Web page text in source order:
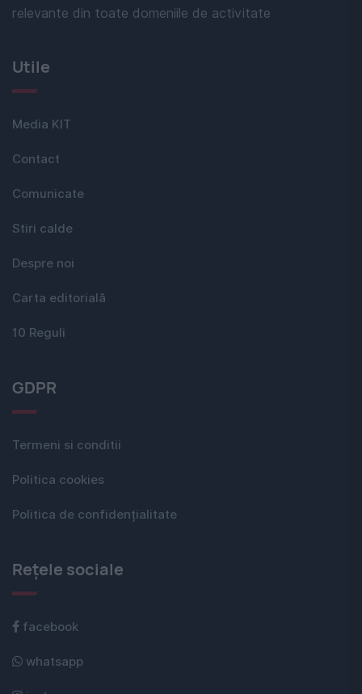
relevante din toate domeniile de activitate
Utile
Media KIT
Contact
Comunicate
Stiri calde
Despre noi
Carta editorială
10 Reguli
GDPR
Termeni si conditii
Politica cookies
Politica de confidențialitate
Rețele sociale
facebook
whatsapp